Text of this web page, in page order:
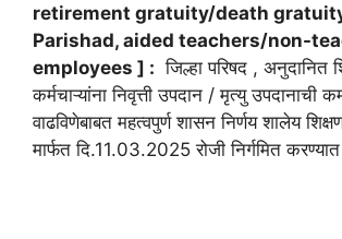
retirement gratuity/death
Parishad, aided teachers/non-
employees ] : जिल्हा परिषद , अनुदानित
कर्मचाऱ्यांना निवृत्ती उपदान / मृत्यु उपदानाची
वाढविणेबाबत महत्वपुर्ण शासन निर्णय शालेय
मार्फत दि.11.03.2025 रोजी निर्गमित